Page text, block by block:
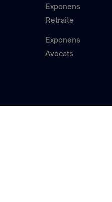
Exponens
Retraite
Exponens
Avocats